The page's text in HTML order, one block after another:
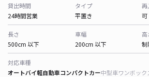
貸出時間
24時間営業
タイプ
平置き
再
可
長さ
500cm 以下
車幅
200cm 以下
高
制
対応車種
オートバイ軽自動車コンパクトカー中型車ワンボック